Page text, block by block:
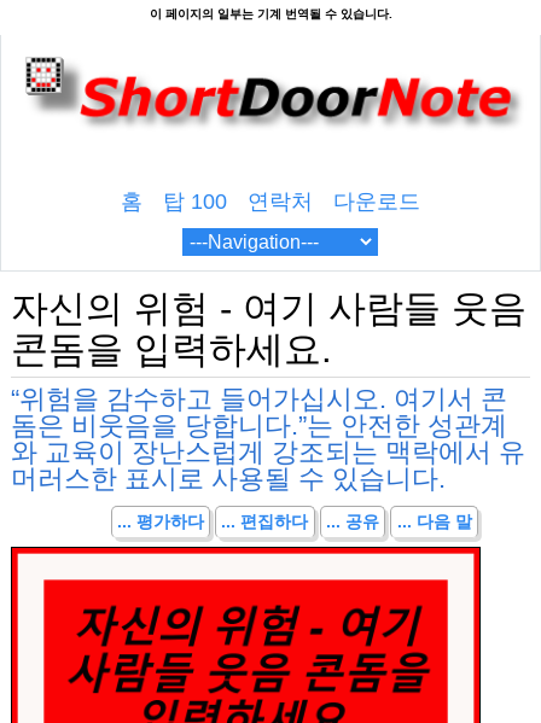
홈 탑 100 연락처 다운로드
자신의 위험 - 여기 사람들 웃음
콘돔을 입력하세요.
“위험을 감수하고 들어가십시오. 여기서 콘
돔은 비웃음을 당합니다.”는 안전한 성관계
와 교육이 장난스럽게 강조되는 맥락에서 유
머러스한 표시로 사용될 수 있습니다.
... 평가하다 ... 편집하다 ... 공유 ... 다음 말